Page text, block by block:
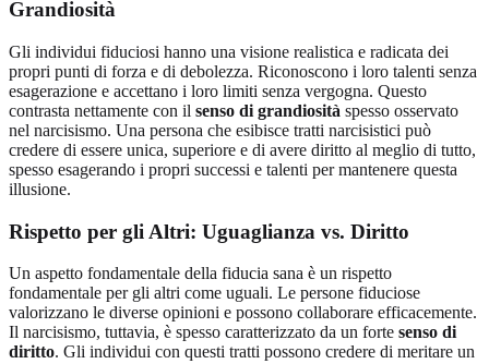
Grandiosità
Gli individui fiduciosi hanno una visione realistica e radicata dei
propri punti di forza e di debolezza. Riconoscono i loro talenti senza
esagerazione e accettano i loro limiti senza vergogna. Questo
contrasta nettamente con il senso di grandiosità spesso osservato
nel narcisismo. Una persona che esibisce tratti narcisistici può
credere di essere unica, superiore e di avere diritto al meglio di tutto,
spesso esagerando i propri successi e talenti per mantenere questa
illusione.
Rispetto per gli Altri: Uguaglianza vs. Diritto
Un aspetto fondamentale della fiducia sana è un rispetto
fondamentale per gli altri come uguali. Le persone fiduciose
valorizzano le diverse opinioni e possono collaborare efficacemente.
Il narcisismo, tuttavia, è spesso caratterizzato da un forte senso di
diritto. Gli individui con questi tratti possono credere di meritare un